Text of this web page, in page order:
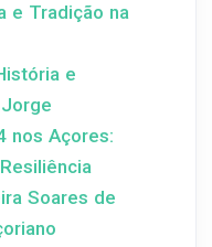
e Tradição na
e
nos Açores:
Soares de